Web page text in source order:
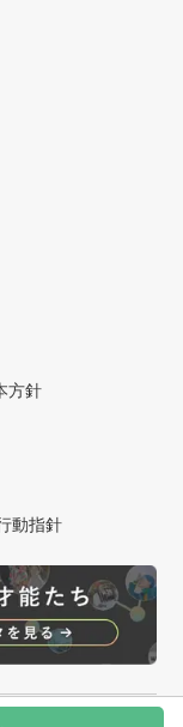
方針
動指針